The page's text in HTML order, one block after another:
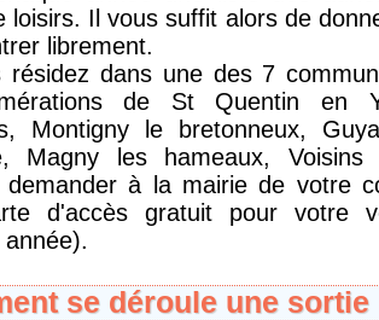
loisirs. Il vous suffit alors de
librement.
résidez dans une des 7
de St Quentin en
Montigny le bretonneux,
Magny les hameaux,
demander à la mairie de votre
d'accès gratuit pour votre
se déroule une sortie